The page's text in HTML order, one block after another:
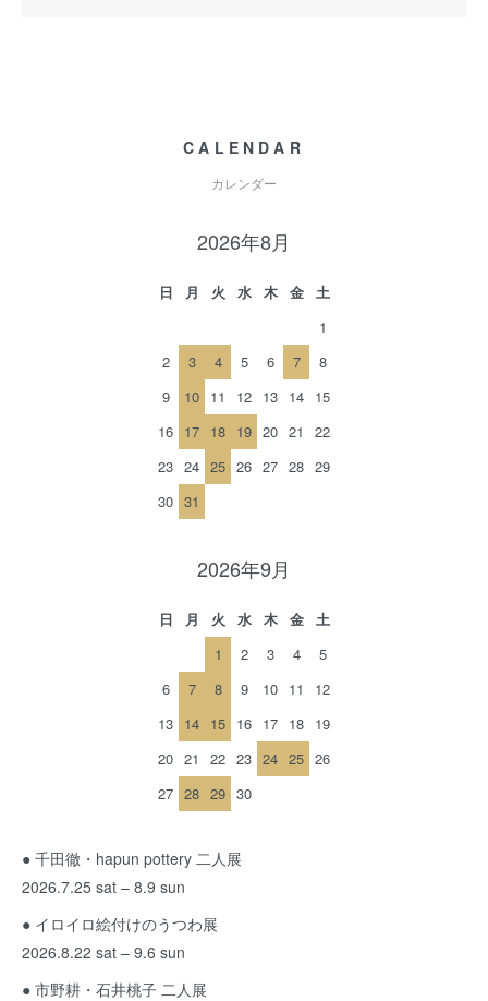
CALENDAR
カレンダー
2026年8月
日 月 火 水 木 金
土
1
2
3 4 5 6 7
8
9
10 11 12 13 14 15
16 17 18 19 20 21
22
23 24 25 26 27 28 29
30 31
2026年9月
日 月 火 水 木 金
土
1
2 3 4
5
6
7 8 9 10 11
12
13 14 15 16 17 18 19
20 21 22 23 24 25 26
27 28 29 30
● 千田徹・hapun pottery 二人展
2026.7.25 sat – 8.9 sun
● イロイロ絵付けのうつわ展
2026.8.22 sat – 9.6 sun
● 市野耕・石井桃子 二人展